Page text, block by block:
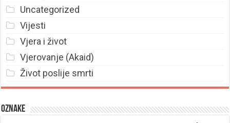
Uncategorized
Vijesti
Vjera i život
Vjerovanje (Akaid)
Život poslije smrti
Oznake